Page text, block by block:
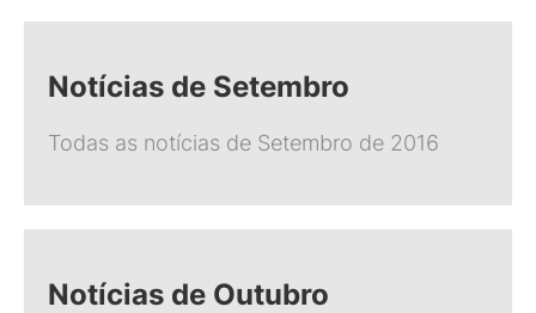
Notícias de Setembro
Todas as notícias de Setembro de 2016
Notícias de Outubro